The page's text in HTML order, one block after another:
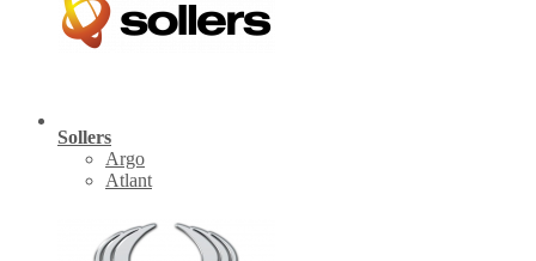
Sollers
Argo
Atlant